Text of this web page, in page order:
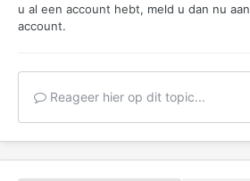
u al een account hebt, meld u dan nu aan
account.
Reageer hier op dit topic...